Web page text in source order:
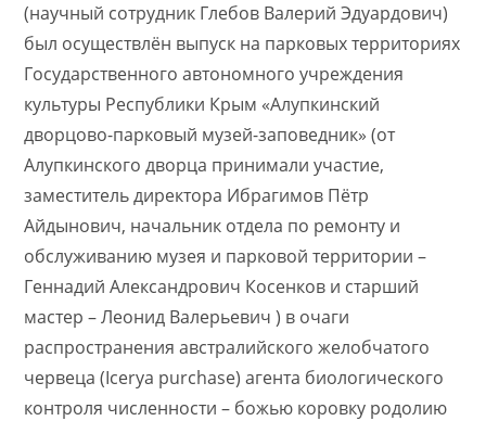
(научный сотрудник Глебов Валерий​ Эдуардович)
был осуществлён выпуск на парковых территориях
Государственного автономного учреждения
культуры Республики Крым «Алупкинский
дворцово-парковый музей-заповедник» (от
Алупкинского дворца принимали участие,
заместитель директора Ибрагимов Пётр
Айдынович, начальник отдела по ремонту и
обслуживанию музея и парковой территории –
Геннадий Александрович Косенков и старший
мастер – Леонид Валерьевич ) в очаги
распространения австралийского желобчатого
червеца (Icerya purchase) агента биологического
контроля численности – божью коровку родолию​